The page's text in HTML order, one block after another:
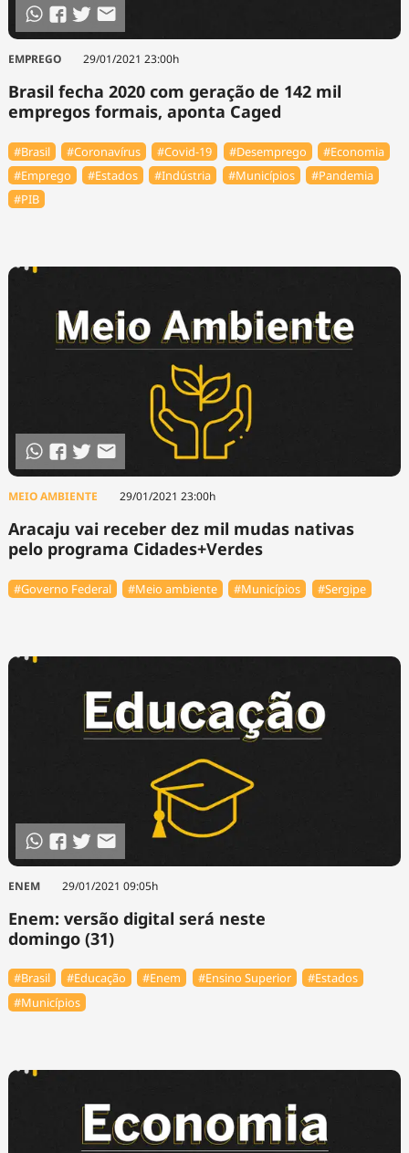
EMPREGO 29/01/2021 23:00h
Brasil fecha 2020 com geração de 142 mil
empregos formais, aponta Caged
#Brasil #Coronavírus #Covid-19 #Desemprego
#Economia
#Emprego
#Estados #Indústria #Municípios
#Pandemia
#PIB
MEIO AMBIENTE 29/01/2021 23:00h
Aracaju vai receber dez mil mudas nativas
pelo programa Cidades+Verdes
#Governo Federal #Meio ambiente #Municípios #Sergipe
ENEM 29/01/2021 09:05h
Enem: versão digital será neste
domingo (31)
#Brasil #Educação #Enem #Ensino Superior
#Estados
#Municípios